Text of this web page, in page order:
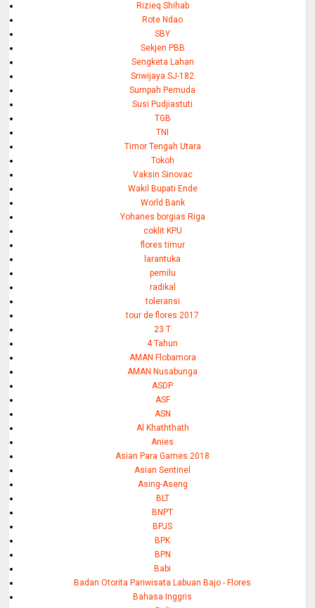
Rizieq Shihab
Rote Ndao
SBY
Sekjen PBB
Sengketa Lahan
Sriwijaya SJ-182
Sumpah Pemuda
Susi Pudjiastuti
TGB
TNI
Timor Tengah Utara
Tokoh
Vaksin Sinovac
Wakil Bupati Ende
World Bank
Yohanes borgias Riga
coklit KPU
flores timur
larantuka
pemilu
radikal
toleransi
tour de flores 2017
23 T
4 Tahun
AMAN Flobamora
AMAN Nusabunga
ASDP
ASF
ASN
Al Khaththath
Anies
Asian Para Games 2018
Asian Sentinel
Asing-Aseng
BLT
BNPT
BPJS
BPK
BPN
Babi
Badan Otorita Pariwisata Labuan Bajo - Flores
Bahasa Inggris